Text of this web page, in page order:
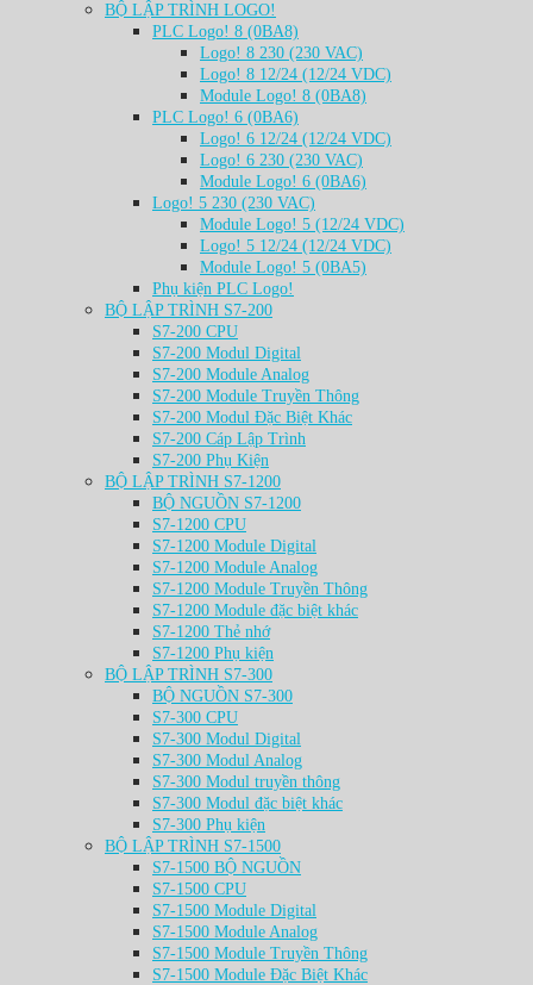
BỘ LẬP TRÌNH LOGO!
PLC Logo! 8 (0BA8)
Logo! 8 230 (230 VAC)
Logo! 8 12/24 (12/24 VDC)
Module Logo! 8 (0BA8)
PLC Logo! 6 (0BA6)
Logo! 6 12/24 (12/24 VDC)
Logo! 6 230 (230 VAC)
Module Logo! 6 (0BA6)
Logo! 5 230 (230 VAC)
Module Logo! 5 (12/24 VDC)
Logo! 5 12/24 (12/24 VDC)
Module Logo! 5 (0BA5)
Phụ kiện PLC Logo!
BỘ LẬP TRÌNH S7-200
S7-200 CPU
S7-200 Modul Digital
S7-200 Module Analog
S7-200 Module Truyền Thông
S7-200 Modul Đặc Biệt Khác
S7-200 Cáp Lập Trình
S7-200 Phụ Kiện
BỘ LẬP TRÌNH S7-1200
BỘ NGUỒN S7-1200
S7-1200 CPU
S7-1200 Module Digital
S7-1200 Module Analog
S7-1200 Module Truyền Thông
S7-1200 Module đặc biệt khác
S7-1200 Thẻ nhớ
S7-1200 Phụ kiện
BỘ LẬP TRÌNH S7-300
BỘ NGUỒN S7-300
S7-300 CPU
S7-300 Modul Digital
S7-300 Modul Analog
S7-300 Modul truyền thông
S7-300 Modul đặc biệt khác
S7-300 Phụ kiện
BỘ LẬP TRÌNH S7-1500
S7-1500 BỘ NGUỒN
S7-1500 CPU
S7-1500 Module Digital
S7-1500 Module Analog
S7-1500 Module Truyền Thông
S7-1500 Module Đặc Biệt Khác